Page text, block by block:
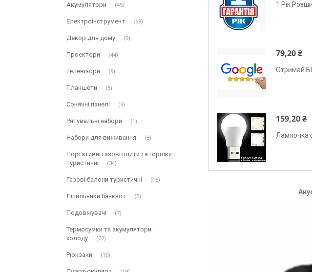
1 Рік
79,20 ₴
Отримай
159,20 ₴
Лампочка
Акумулятори 45
Електроінструмент 68
Декор для дому 9
Проектори 44
Телевізори 9
Планшети 5
Сонячні панелі 5
Рятувальні набори 1
Набори для виживання 8
Портативні газові плити та горілки
туристичні
34
Газові балони туристичні 15
Лічильники банкнот 5
Подовжувачі 7
Термосумки та акумулятори
холоду
22
Рюкзаки 10